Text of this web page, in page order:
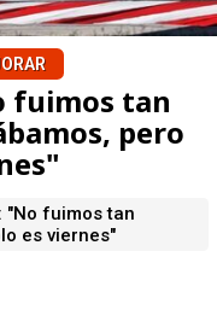
fuimos tan
pero
"No fuimos tan
es viernes"